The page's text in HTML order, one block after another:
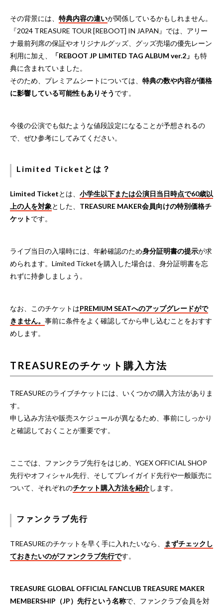
その背景には、 特典内容の違いが関係しているかもしれません。
『2024 TREASURE TOUR [REBOOT] IN JAPAN』では、アリー
ナ最前列席の保証やオリジナルグッズ、グッズ売場の優先レーン
利用に加え、
「REBOOT JP LIMITED TAG ALBUM ver.2」 も特
典に含まれていました。
そのため、プレミアムシートについては、 特典の数や内容が価格
に影響している可能性もありそう です。
今後の公演でも似たような値段設定になることが予想されるの
で、ぜひ参考にしてみてください。
Limited Ticketとは？
Limited Ticketとは、 小学生以下または公演日当日時点で60歳以
上の人を対象とした、 TREASURE MAKER会員向けの特別価格チ
ケットです。
ライブ当日の入場時には、年齢確認のため身分証明書の提示が求
められます。Limited Ticketを購入した場合は、身分証明書を忘
れずに持参しましょう。
なお、このチケットはPREMIUM SEATへのアップグレードがで
きません。 事前に条件をよく確認してから申し込むことをおすす
めします。
TREASUREのチケット購入方法
TREASUREのライブチケットには、いくつかの購入方法がありま
す。
申し込み方法や販売スケジュールが異なるため、事前にしっかり
と確認しておくことが重要です。
ここでは、ファンクラブ先行をはじめ、YGEX OFFICIAL SHOP
先行やオフィシャル先行、そしてプレイガイド先行や一般販売に
ついて、それぞれのチケット購入方法を紹介します。
ファンクラブ先行
TREASUREのチケットを早く手に入れたいなら、
まずチェックし
ておきたいのがファンクラブ先行です。
TREASURE GLOBAL OFFICIAL FANCLUB TREASURE MAKER
MEMBERSHIP（JP）先行という名称で、ファンクラブ会員を対